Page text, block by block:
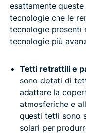
esattamente
tecnologie che le
tecnologie presenti
tecnologie più
Tetti retrattili e
sono dotati di
adattare la
atmosferiche e
questi tetti sono
solari per